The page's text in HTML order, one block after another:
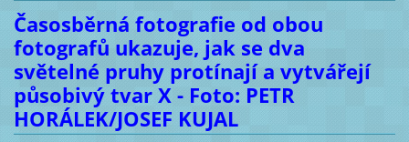
Časosběrná fotografie od obou
fotografů ukazuje, jak se dva
světelné pruhy protínají a vytvářejí
působivý tvar X - Foto: PETR
HORÁLEK/JOSEF KUJAL